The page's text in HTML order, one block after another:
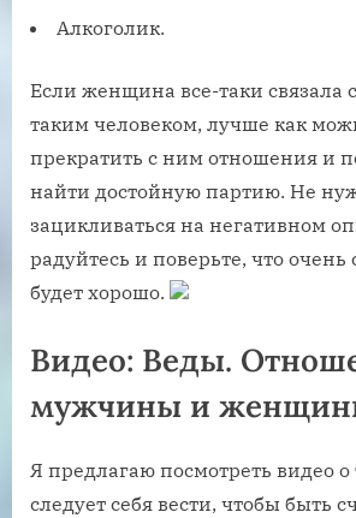
Алкоголик.
Если женщина все-таки связала
таким человеком, лучше как
прекратить с ним отношения и
найти достойную партию. Не
зацикливаться на негативном
радуйтесь и поверьте, что очень
будет хорошо.
Видео: Веды.
мужчины и
Я предлагаю посмотреть видео о
следует себя вести, чтобы быть